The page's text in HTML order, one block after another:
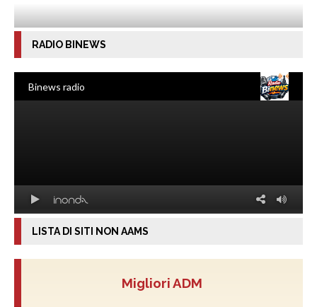
RADIO BINEWS
LISTA DI SITI NON AAMS
Migliori ADM